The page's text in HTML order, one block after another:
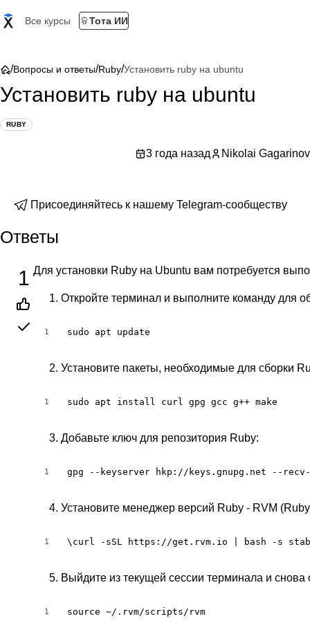
Все курсы Тота ИИ
/Вопросы и ответы/Ruby/Установить ruby на ubuntu
Установить ruby на ubuntu
RUBY
3 года назад Nikolai Gagarinov
Присоединяйтесь к нашему Telegram-сообществу
Ответы
1 Для установки Ruby на Ubuntu вам потребуется
Откройте терминал и выполните команду для
1 sudo apt update
Установите пакеты, необходимые для сборки
1 sudo apt install curl gpg gcc g++ make
Добавьте ключ для репозитория Ruby:
1 gpg --keyserver hkp://keys.gnupg.net --recv-keys
Установите менеджер версий Ruby - RVM
1 \curl -sSL https://get.rvm.io | bash -s
Выйдите из текущей сессии терминала и
1 source ~/.rvm/scripts/rvm